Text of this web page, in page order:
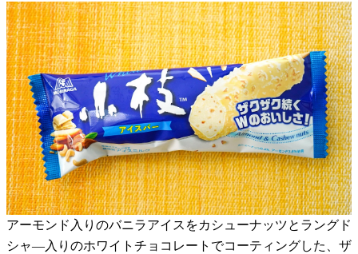
アーモンド入りのバニラアイスをカシューナッツとラングド
シャ―入りのホワイトチョコレートでコーティングした、ザ